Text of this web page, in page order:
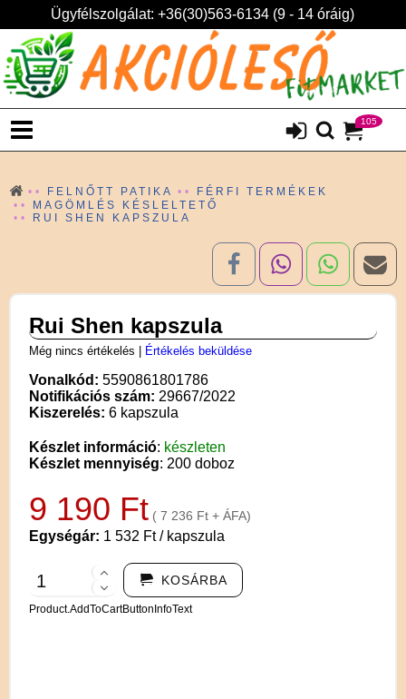
Ügyfélszolgálat: +36(30)563-6134 (9 - 14 óráig)
105
FELNŐTT PATIKA
FÉRFI TERMÉKEK
MAGÖMLÉS KÉSLELTETŐ
RUI SHEN KAPSZULA
Rui Shen kapszula
Még nincs értékelés Értékelés beküldése
Vonalkód: 5590861801786
Notifikációs szám: 29667/2022
Kiszerelés: 6 kapszula
Készlet információ: készleten
Készlet mennyiség: 200 doboz
9 190 Ft ( 7 236 Ft + ÁFA)
Egységár: 1 532 Ft / kapszula
KOSÁRBA
Product.AddToCartButtonInfoText